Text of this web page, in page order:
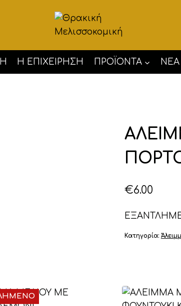
Η ΕΠΙΧΕΊΡΗΣΗ ΠΡΟΪΌΝΤΑ ΝΈΑ
€6.00
Κατηγορία: